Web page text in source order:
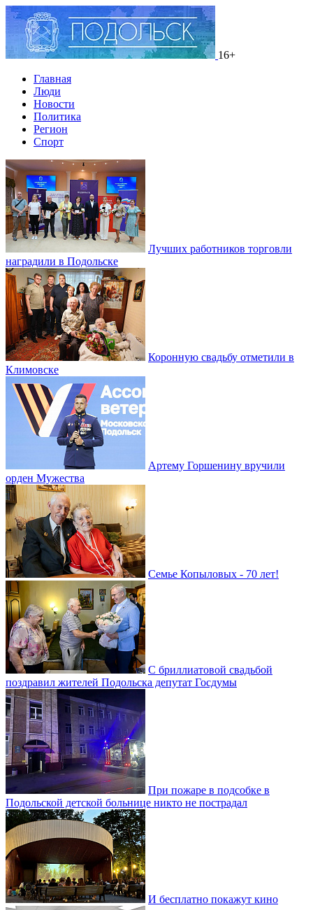
16+
Главная
Люди
Новости
Политика
Регион
Спорт
Лучших работников торговли
наградили в Подольске
Коронную свадьбу отметили в
Климовске
Артему Горшенину вручили
орден Мужества
Семье Копыловых - 70 лет!
С бриллиатовой свадьбой
поздравил жителей Подольска депутат Госдумы
При пожаре в подсобке в
Подольской детской больнице никто не пострадал
И бесплатно покажут кино